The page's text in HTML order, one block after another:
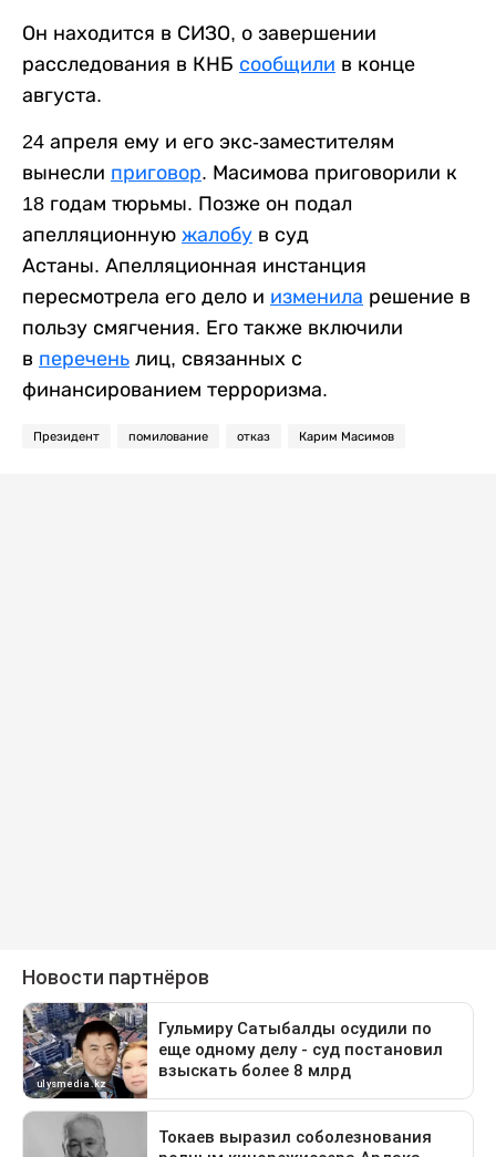
Он находится в СИЗО, о завершении
расследования в КНБ сообщили в конце
августа.
24 апреля ему и его экс-заместителям
вынесли приговор. Масимова приговорили к
18 годам тюрьмы. Позже он подал
апелляционную жалобу в суд
Астаны. Апелляционная инстанция
пересмотрела его дело и изменила решение в
пользу смягчения. Его также включили
в перечень лиц, связанных с
финансированием терроризма.
Президент помилование отказ Карим Масимов